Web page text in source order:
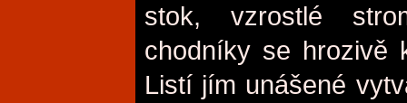
stok, vzrostlé
chodníky se hrozivě
Listí jím unášené